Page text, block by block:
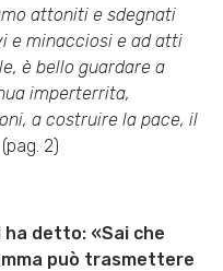
attoniti e sdegnati
e minacciosi e ad atti
è bello guardare a
imperterrita,
a costruire la pace, il
(pag. 2)
ha detto: «Sai che
può trasmettere